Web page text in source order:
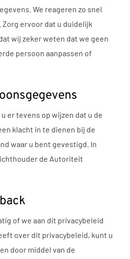
We reageren zo snel
ervoor dat u duidelijk
wij zeker weten dat we geen
persoon aanpassen of
er tevens op wijzen dat u de
klacht in te dienen bij de
waar u bent gevestigd. In
de Autoriteit
of we aan dit privacybeleid
over dit privacybeleid, kunt u
door middel van de